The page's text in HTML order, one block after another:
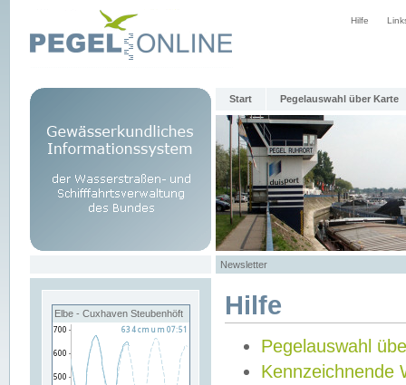
Hilfe
Start Pegelauswahl über Karte
Newsletter
Elbe - Cuxhaven Steubenhöft Hilfe
Pegelauswahl
Kennzeichnende